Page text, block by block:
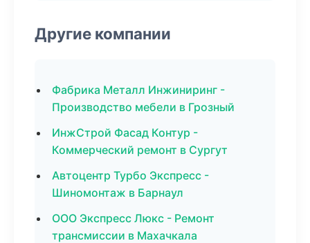
Другие компании
Фабрика Металл Инжиниринг -
Производство мебели в Грозный
ИнжСтрой Фасад Контур -
Коммерческий ремонт в Сургут
Автоцентр Турбо Экспресс -
Шиномонтаж в Барнаул
ООО Экспресс Люкс - Ремонт
трансмиссии в Махачкала